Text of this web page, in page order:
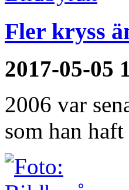
Fler kryss
2017-05-05
2006 var
som han